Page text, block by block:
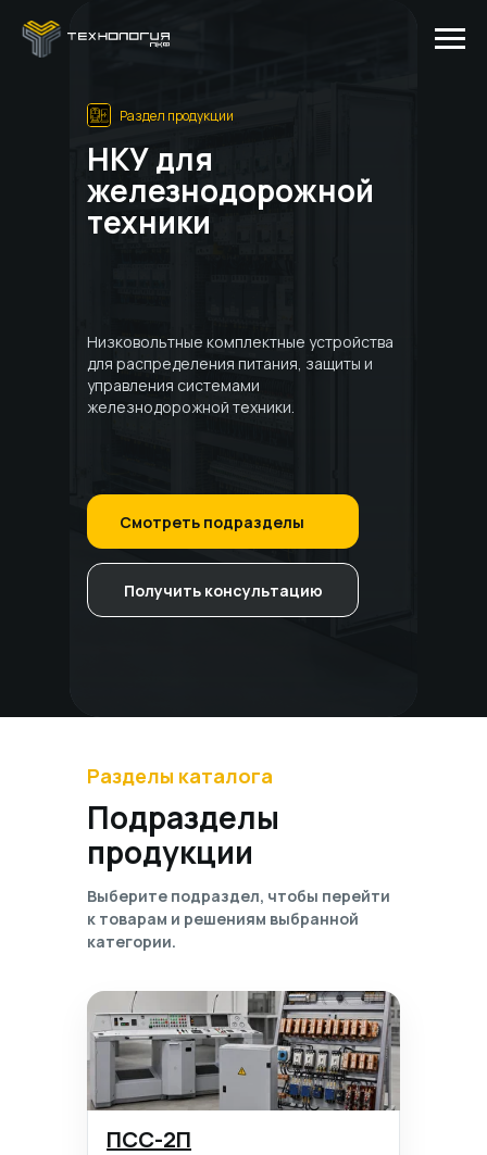
Низковольтные комплектные устройства
для распределения питания, защиты и
управления системами
железнодорожной техники.
Раздел продукции
НКУ для
железнодорожной
техники
Смотреть подразделы
Получить консультацию
Подразделы
продукции
Выберите подраздел, чтобы перейти
к товарам и решениям выбранной
категории.
Разделы каталога
ПСС-2П